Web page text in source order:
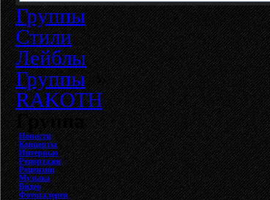
Группы
Стили
Лейблы
Группы»
RAKOTH
Группа
Новости
Концерты
Интервью
Репортажи
Рецензии
Музыка
Видео
Фотогалерея